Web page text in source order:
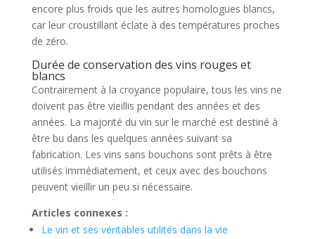
encore plus froids que les autres homologues blancs,
car leur croustillant éclate à des températures proches
de zéro.
Durée de conservation des vins rouges et
blancs
Contrairement à la croyance populaire, tous les vins ne
doivent pas être vieillis pendant des années et des
années. La majorité du vin sur le marché est destiné à
être bu dans les quelques années suivant sa
fabrication. Les vins sans bouchons sont prêts à être
utilisés immédiatement, et ceux avec des bouchons
peuvent vieillir un peu si nécessaire.
Articles connexes :
Le vin et ses véritables utilités dans la vie